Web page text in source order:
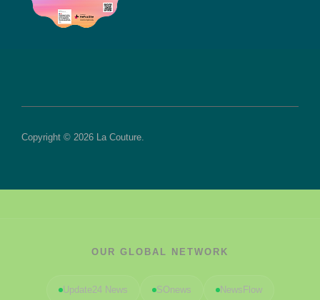
Copyright © 2026 La Couture.
OUR GLOBAL NETWORK
Update24 News SOnews NewsFlow